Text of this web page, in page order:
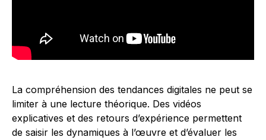
La compréhension des tendances digitales ne peut se
limiter à une lecture théorique. Des vidéos
explicatives et des retours d’expérience permettent
de saisir les dynamiques à l’œuvre et d’évaluer les